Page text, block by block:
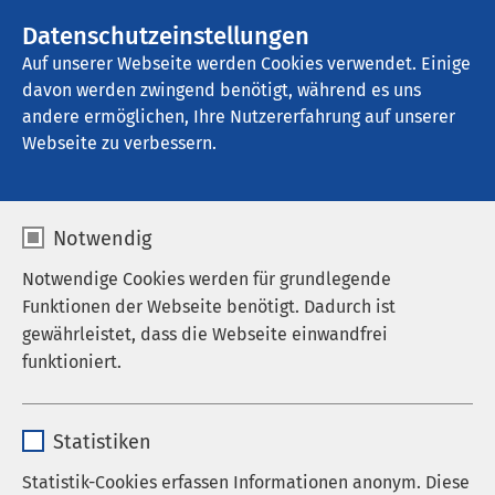
Datenschutzeinstellungen
Auf unserer Webseite werden Cookies verwendet. Einige
davon werden zwingend benötigt, während es uns
andere ermöglichen, Ihre Nutzererfahrung auf unserer
Webseite zu verbessern.
Notwendig
Notwendige Cookies werden für grundlegende
Funktionen der Webseite benötigt. Dadurch ist
gewährleistet, dass die Webseite einwandfrei
funktioniert.
Anbieter sgalinski
Statistiken
Statistik-Cookies erfassen Informationen anonym. Diese
Startseite der AMEOS Gruppe
Fort- und Weiterbildung